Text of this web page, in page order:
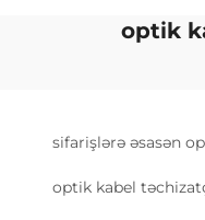
optik
sifarişlərə əsasən
optik kabel